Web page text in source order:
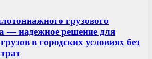
грузового
— надежное решение для
в городских условиях без